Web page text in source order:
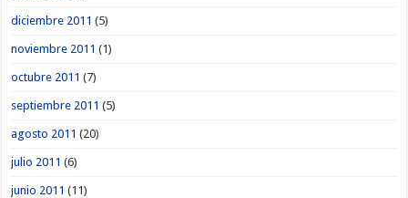
diciembre 2011 (5)
noviembre 2011 (1)
octubre 2011 (7)
septiembre 2011 (5)
agosto 2011 (20)
julio 2011 (6)
junio 2011 (11)